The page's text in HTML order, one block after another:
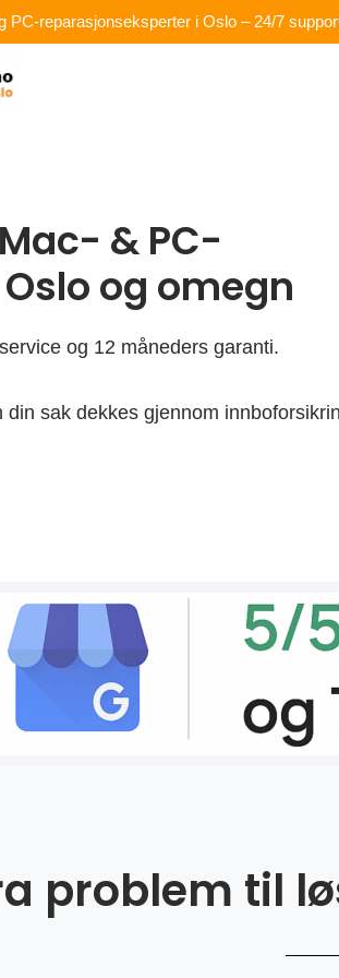
PC-reparasjonseksperter i Oslo – 24/7
& PC-
og omegn
og 12 måneders garanti.
din sak dekkes gjennom
problem til